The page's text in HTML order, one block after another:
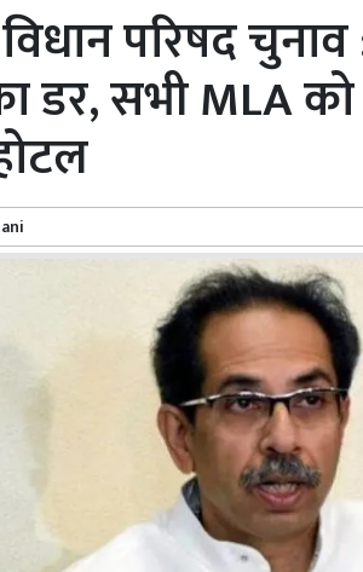
विधान परिषद
डर, सभी MLA